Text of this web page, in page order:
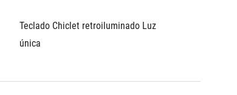
Teclado Chiclet retroiluminado Luz
única